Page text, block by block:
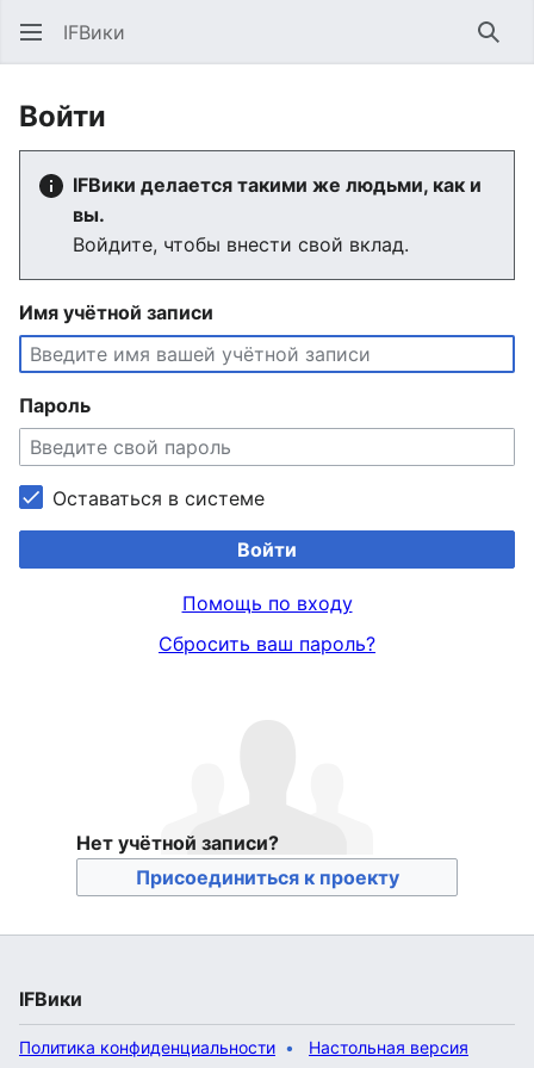
IFВики
Войти
IFВики делается такими же людьми, как и
вы.
Войдите, чтобы внести свой вклад.
Имя учётной записи
Пароль
Оставаться в системе
Войти
Помощь по входу
Сбросить ваш пароль?
Нет учётной записи?
Присоединиться к проекту
IFВики
Политика конфиденциальности Настольная версия